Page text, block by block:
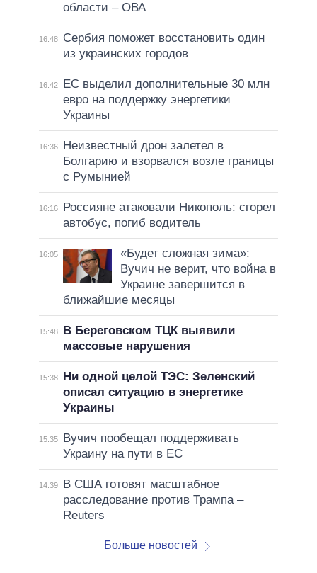
области – ОВА
16:48
Сербия поможет восстановить один
из украинских городов
16:42
ЕС выделил дополнительные 30 млн
евро на поддержку энергетики
Украины
16:36
Неизвестный дрон залетел в
Болгарию и взорвался возле границы
с Румынией
16:16
Россияне атаковали Никополь: сгорел
автобус, погиб водитель
16:05
«Будет сложная зима»:
Вучич не верит, что война в
Украине завершится в
ближайшие месяцы
15:48
В Береговском ТЦК выявили
массовые нарушения
15:38
Ни одной целой ТЭС: Зеленский
описал ситуацию в энергетике
Украины
15:35
Вучич пообещал поддерживать
Украину на пути в ЕС
14:39
В США готовят масштабное
расследование против Трампа –
Reuters
Больше новостей